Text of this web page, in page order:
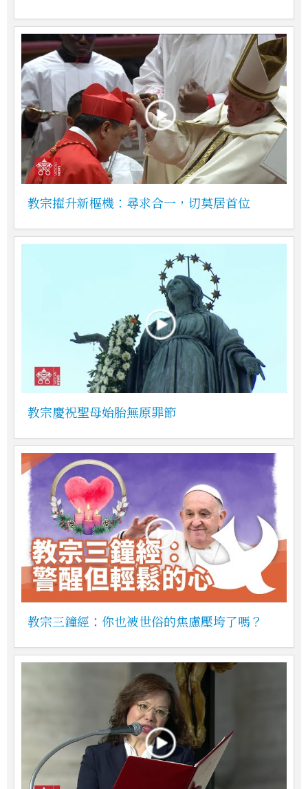
教宗擢升新樞機：尋求合一，切莫居首位
教宗慶祝聖母始胎無原罪節
教宗三鐘經：你也被世俗的焦慮壓垮了嗎？